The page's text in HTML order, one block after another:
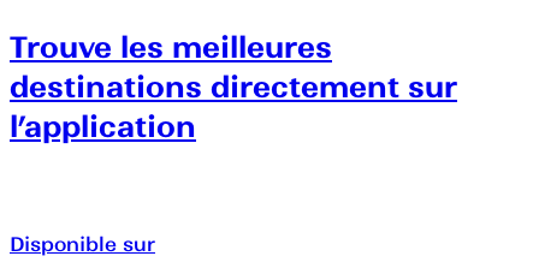
Trouve les meilleures
destinations directement sur
l’application
Disponible sur